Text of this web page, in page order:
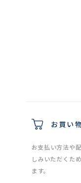
お買い
お支払い方法や
しみいただくた
ます。